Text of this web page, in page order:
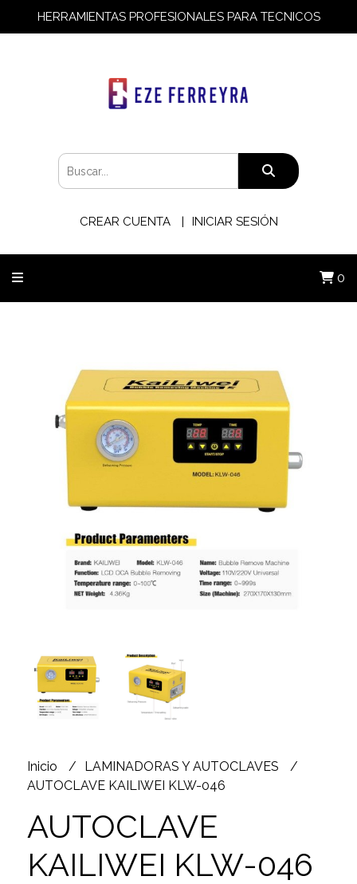
HERRAMIENTAS PROFESIONALES PARA TECNICOS
CREAR CUENTA INICIAR SESIÓN
0
Inicio
LAMINADORAS Y AUTOCLAVES
AUTOCLAVE KAILIWEI KLW-046
AUTOCLAVE
KAILIWEI KLW-046